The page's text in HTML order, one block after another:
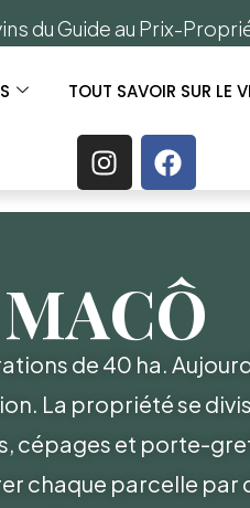
du Guide au Prix-
TOUT SAVOIR SUR LE
de 40 ha.
La propriété se
cépages et porte-
parcelle par